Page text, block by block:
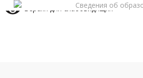
Версия для слабовидящих
Сведения об